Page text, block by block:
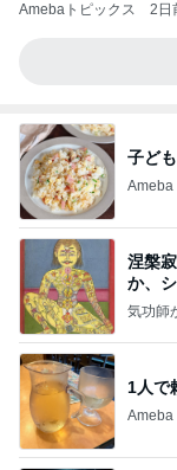
Amebaトピックス 2日
子ど
Ameba
涅槃
か、
ことが
気功師
1人で
Ameba